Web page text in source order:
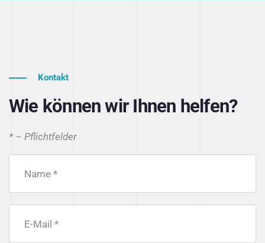
Kontakt
Wie können wir Ihnen helfen?
* – Pflichtfelder
Name *
E-Mail *